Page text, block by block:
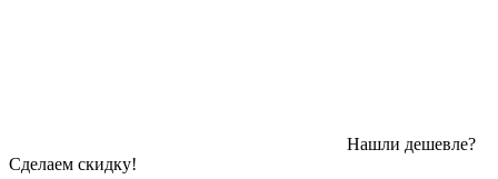
Нашли дешевле?
Сделаем скидку!